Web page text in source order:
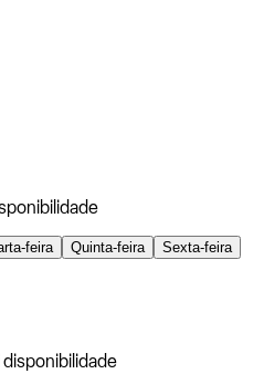
feira Quinta-feira
Sexta-feira